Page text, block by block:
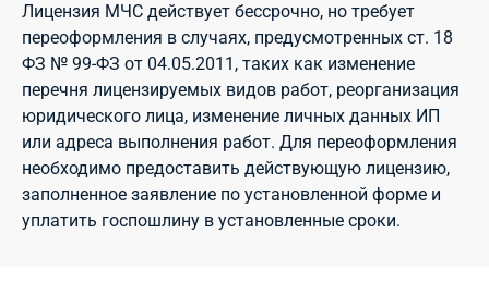
Лицензия МЧС действует бессрочно, но требует
переоформления в случаях, предусмотренных ст. 18
ФЗ № 99-ФЗ от 04.05.2011, таких как изменение
перечня лицензируемых видов работ, реорганизация
юридического лица, изменение личных данных ИП
или адреса выполнения работ. Для переоформления
необходимо предоставить действующую лицензию,
заполненное заявление по установленной форме и
уплатить госпошлину в установленные сроки.